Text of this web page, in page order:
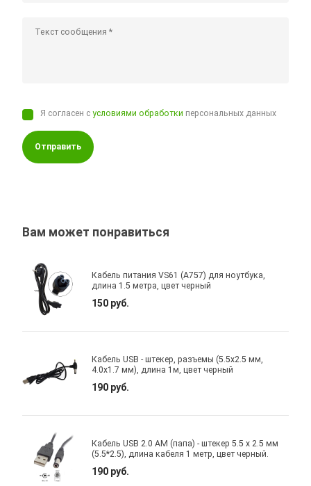
Я согласен сусловиями обработки персональных данных
Отправить
Вам может понравиться
Кабель питания VS61 (A757) для ноутбука,
длина 1.5 метра, цвет черный
150 руб.
Кабель USB - штекер, разъемы (5.5x2.5 мм,
4.0x1.7 мм), длина 1м, цвет черный
190 руб.
Кабель USB 2.0 AM (папа) - штекер 5.5 х 2.5 мм
(5.5*2.5), длина кабеля 1 метр, цвет черный.
190 руб.